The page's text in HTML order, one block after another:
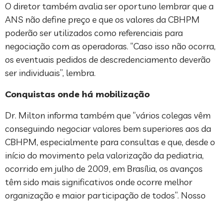
O diretor também avalia ser oportuno lembrar que a
ANS não define preço e que os valores da CBHPM
poderão ser utilizados como referenciais para
negociação com as operadoras. “Caso isso não ocorra,
os eventuais pedidos de descredenciamento deverão
ser individuais”, lembra.
Conquistas onde há mobilização
Dr. Milton informa também que “vários colegas vêm
conseguindo negociar valores bem superiores aos da
CBHPM, especialmente para consultas e que, desde o
início do movimento pela valorização da pediatria,
ocorrido em julho de 2009, em Brasília, os avanços
têm sido mais significativos onde ocorre melhor
organização e maior participação de todos”. Nosso